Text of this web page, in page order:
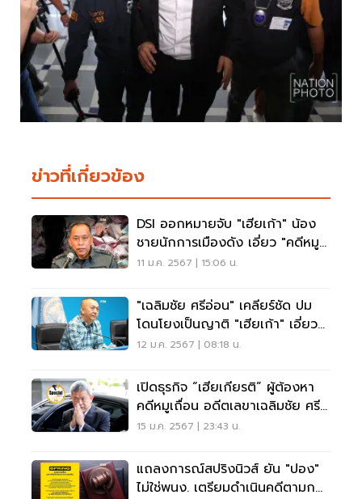
ข่าวที่เกี่ยวข้อง
DSI ออกหมายจับ "เฮียเก้า" น้อง
ชายนักการเมืองดัง เอี่ยว "คดีหมู
เถื่อน"
11 ม.ค. 2567 | 15:06 น.
"เฉลิมชัย ศรีอ่อน" เคลียร์ชัด ปม
โดนโยงเป็นญาติ "เฮียเก้า" เอี่ยว
หมูเถื่อน
12 ม.ค. 2567 | 08:18 น.
เปิดธุรกิจ “เฮียเกียรติ” ผู้ต้องหา
คดีหมูเถื่อน อดีตเลขาเฉลิมชัย ศรี
อ่อน
15 ม.ค. 2567 | 23:43 น.
แถลงการณ์สปริงนิวส์ ยัน "ปอง"
ไม่ใช่พนง. เตรียมดำเนินคดีตามกฏ